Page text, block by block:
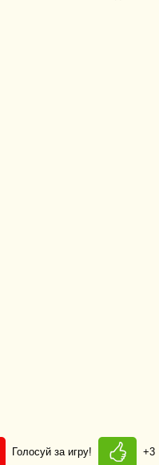
Голосуй за игру! +3